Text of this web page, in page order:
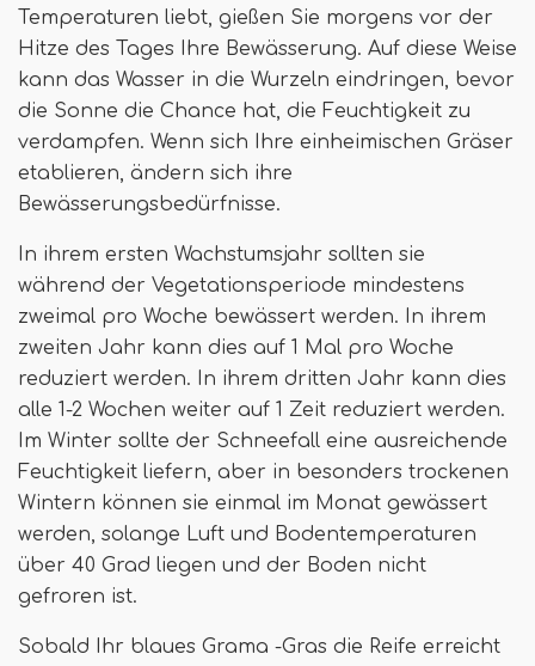
Temperaturen liebt, gießen Sie morgens vor der
Hitze des Tages Ihre Bewässerung. Auf diese Weise
kann das Wasser in die Wurzeln eindringen, bevor
die Sonne die Chance hat, die Feuchtigkeit zu
verdampfen. Wenn sich Ihre einheimischen Gräser
etablieren, ändern sich ihre
Bewässerungsbedürfnisse.
In ihrem ersten Wachstumsjahr sollten sie
während der Vegetationsperiode mindestens
zweimal pro Woche bewässert werden. In ihrem
zweiten Jahr kann dies auf 1 Mal pro Woche
reduziert werden. In ihrem dritten Jahr kann dies
alle 1-2 Wochen weiter auf 1 Zeit reduziert werden.
Im Winter sollte der Schneefall eine ausreichende
Feuchtigkeit liefern, aber in besonders trockenen
Wintern können sie einmal im Monat gewässert
werden, solange Luft und Bodentemperaturen
über 40 Grad liegen und der Boden nicht
gefroren ist.
Sobald Ihr blaues Grama -Gras die Reife erreicht